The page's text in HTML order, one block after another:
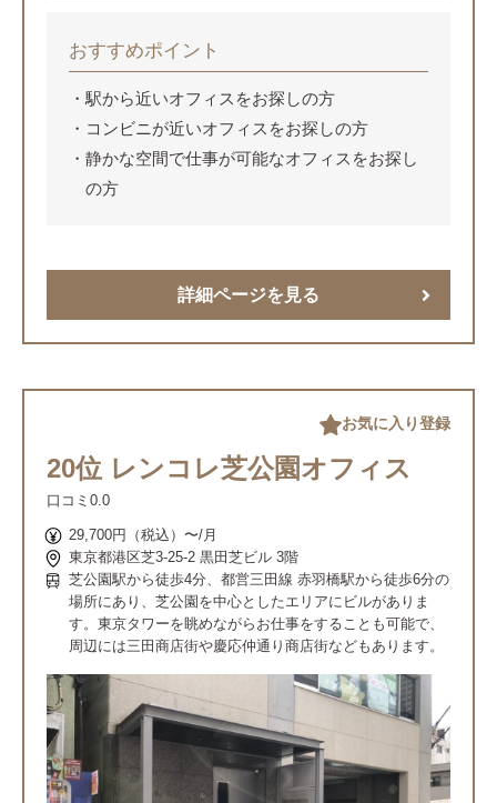
おすすめポイント
駅から近いオフィスをお探しの方
コンビニが近いオフィスをお探しの方
静かな空間で仕事が可能なオフィスをお探し
の方
詳細ページを見る
20位 レンコレ芝公園オフィス
口コミ 0.0
29,700円（税込）〜/月
東京都港区芝3-25-2 黒田芝ビル 3階
芝公園駅から徒歩4分、都営三田線 赤羽橋駅から徒歩6分の
場所にあり、芝公園を中心としたエリアにビルがありま
す。東京タワーを眺めながらお仕事をすることも可能で、
周辺には三田商店街や慶応仲通り商店街などもあります。
お気に入り登録